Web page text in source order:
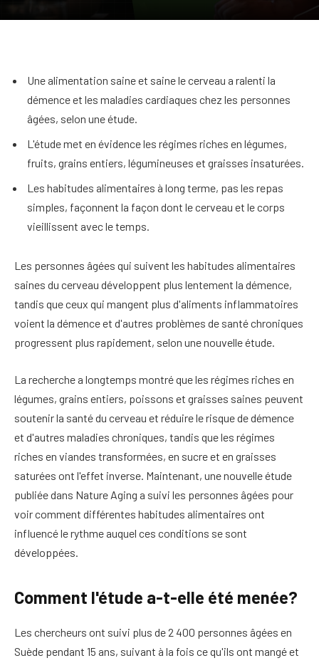
Une alimentation saine et saine le cerveau a ralenti la
démence et les maladies cardiaques chez les personnes
âgées, selon une étude.
L'étude met en évidence les régimes riches en légumes,
fruits, grains entiers, légumineuses et graisses insaturées.
Les habitudes alimentaires à long terme, pas les repas
simples, façonnent la façon dont le cerveau et le corps
vieillissent avec le temps.
Les personnes âgées qui suivent les habitudes alimentaires
saines du cerveau développent plus lentement la démence,
tandis que ceux qui mangent plus d'aliments inflammatoires
voient la démence et d'autres problèmes de santé chroniques
progressent plus rapidement, selon une nouvelle étude.
La recherche a longtemps montré que les régimes riches en
légumes, grains entiers, poissons et graisses saines peuvent
soutenir la santé du cerveau et réduire le risque de démence
et d'autres maladies chroniques, tandis que les régimes
riches en viandes transformées, en sucre et en graisses
saturées ont l'effet inverse. Maintenant, une nouvelle étude
publiée dans Nature Aging a suivi les personnes âgées pour
voir comment différentes habitudes alimentaires ont
influencé le rythme auquel ces conditions se sont
développées.
Comment l'étude a-t-elle été menée?
Les chercheurs ont suivi plus de 2 400 personnes âgées en
Suède pendant 15 ans, suivant à la fois ce qu'ils ont mangé et